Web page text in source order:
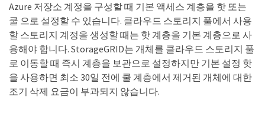
Azure 저장소 계정을 구성할 때 기본 액세스 계층을 핫 또는
쿨 으로 설정할 수 있습니다. 클라우드 스토리지 풀에서 사용
할 스토리지 계정을 생성할 때는 핫 계층을 기본 계층으로 사
용해야 합니다. StorageGRID는 개체를 클라우드 스토리지 풀
로 이동할 때 즉시 계층을 보관으로 설정하지만 기본 설정 핫
을 사용하면 최소 30일 전에 쿨 계층에서 제거된 개체에 대한
조기 삭제 요금이 부과되지 않습니다.